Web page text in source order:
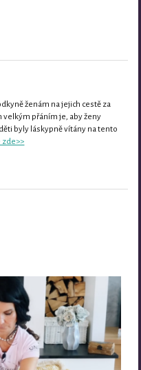
ženám na jejich cestě za
přáním je, aby ženy
byly láskypně vítány na tento
zde>>